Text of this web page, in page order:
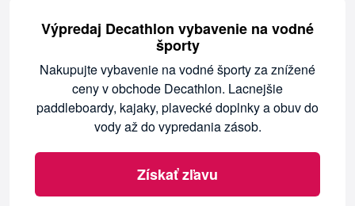
Výpredaj Decathlon vybavenie na vodné
športy
Nakupujte vybavenie na vodné športy za znížené
ceny v obchode Decathlon. Lacnejšie
paddleboardy, kajaky, plavecké doplnky a obuv do
vody až do vypredania zásob.
Získať zľavu